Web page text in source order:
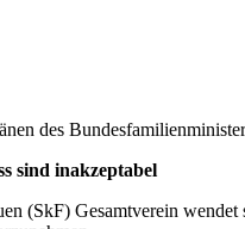
des
sind inakzeptabel
(SkF) Gesamtverein